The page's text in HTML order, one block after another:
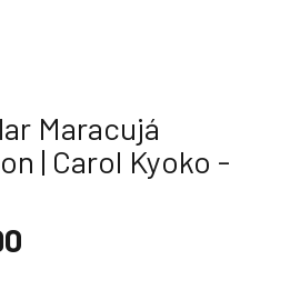
Maracujá
| Carol Kyoko -